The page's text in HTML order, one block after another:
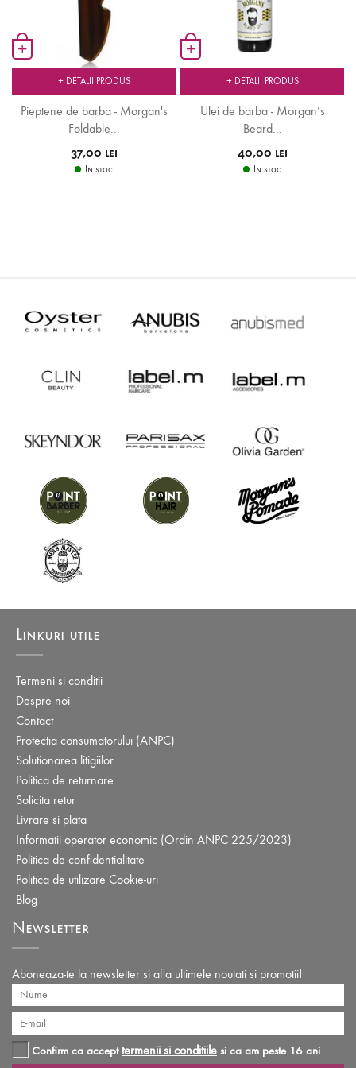
Pieptene de barba - Morgan's
Foldable...
37,00 lei
In stoc
+
+ DETALII PRODUS
Ulei de barba - Morgan’s
Beard...
40,00 lei
In stoc
+
+ DETALII PRODUS
Linkuri utile
Termeni si conditii
Despre noi
Contact
Protectia consumatorului (ANPC)
Solutionarea litigiilor
Politica de returnare
Solicita retur
Livrare si plata
Informatii operator economic (Ordin ANPC 225/2023)
Politica de confidentialitate
Politica de utilizare Cookie-uri
Blog
Newsletter
Aboneaza-te la newsletter si afla ultimele noutati si promotii!
Confirm ca accepttermenii si conditiile si ca am peste 16 ani